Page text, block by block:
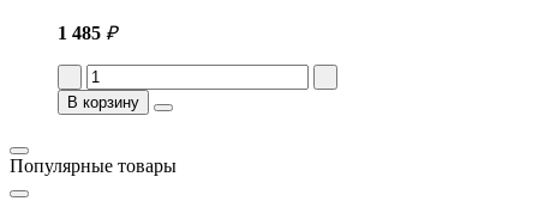
1 485 ₽
В корзину
Популярные товары